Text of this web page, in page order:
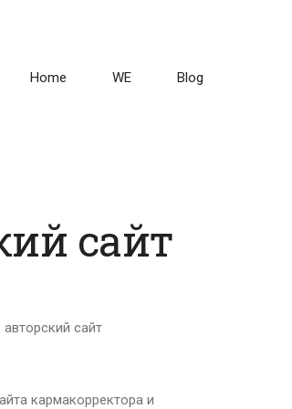
Home WE Blog
сайт
сайт
кармакорректора и